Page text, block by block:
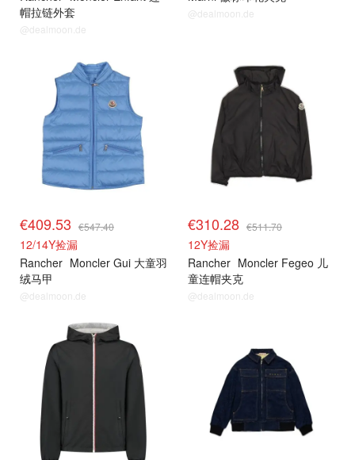
帽拉链外套
@dealmoon.de
@dealmoon.de
€409.53 €547.40
12/14Y捡漏
Rancher Moncler Gui 大童羽
绒马甲
@dealmoon.de
€310.28 €511.70
12Y捡漏
Rancher Moncler Fegeo 儿
童连帽夹克
@dealmoon.de